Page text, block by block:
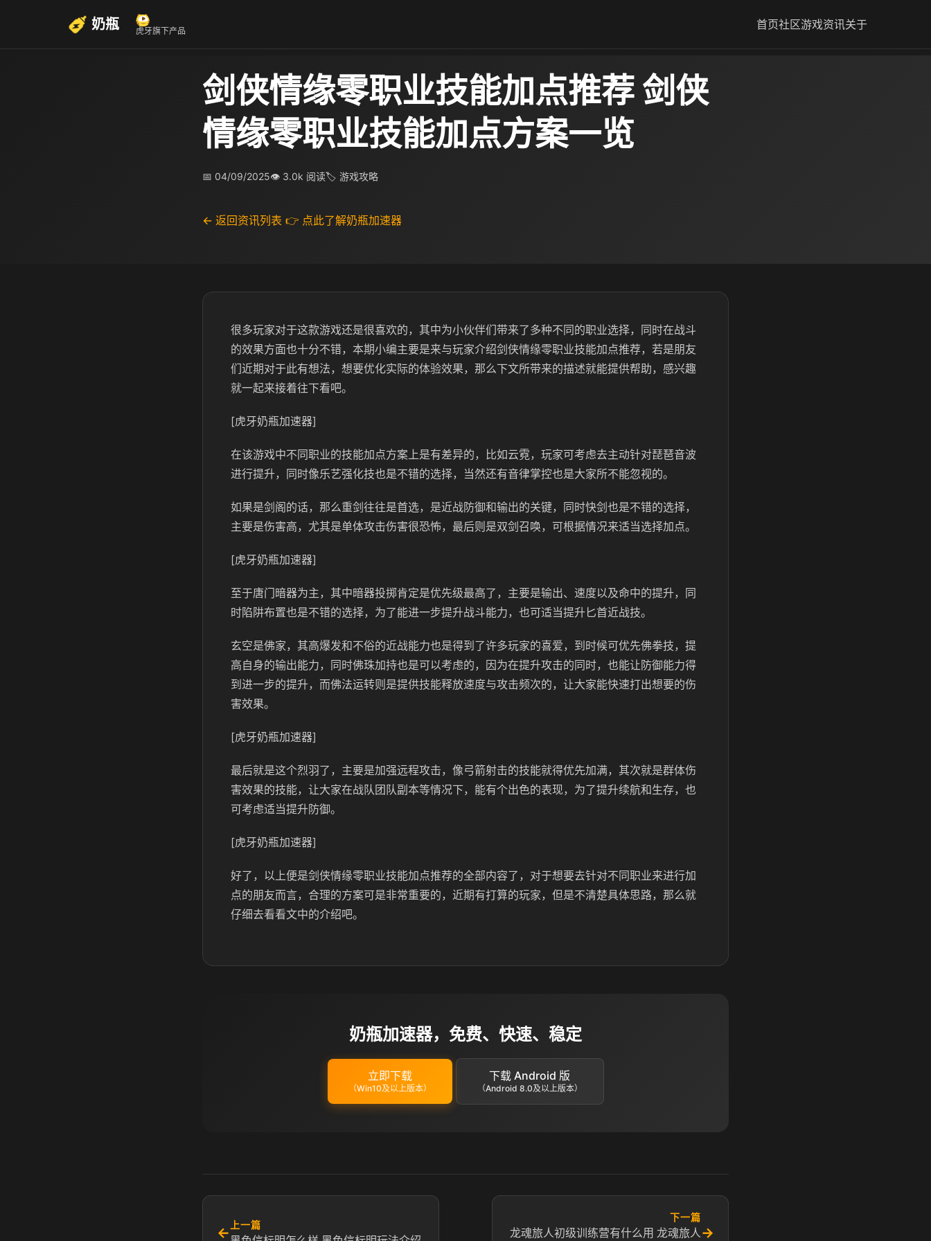
奶瓶 虎牙旗下产品 首页社区游戏资讯关于
剑侠情缘零职业技能加点推荐 剑侠
情缘零职业技能加点方案一览
📅 04/09/2025👁 3.0k 阅读🏷 游戏攻略
← 返回资讯列表 👉 点此了解奶瓶加速器
很多玩家对于这款游戏还是很喜欢的，其中为小伙伴们带来了多种不同的职业选择，同时在战斗
的效果方面也十分不错，本期小编主要是来与玩家介绍剑侠情缘零职业技能加点推荐，若是朋友
们近期对于此有想法，想要优化实际的体验效果，那么下文所带来的描述就能提供帮助，感兴趣
就一起来接着往下看吧。
[虎牙奶瓶加速器]
在该游戏中不同职业的技能加点方案上是有差异的，比如云霓，玩家可考虑去主动针对琵琶音波
进行提升，同时像乐艺强化技也是不错的选择，当然还有音律掌控也是大家所不能忽视的。
如果是剑阁的话，那么重剑往往是首选，是近战防御和输出的关键，同时快剑也是不错的选择，
主要是伤害高，尤其是单体攻击伤害很恐怖，最后则是双剑召唤，可根据情况来适当选择加点。
[虎牙奶瓶加速器]
至于唐门暗器为主，其中暗器投掷肯定是优先级最高了，主要是输出、速度以及命中的提升，同
时陷阱布置也是不错的选择，为了能进一步提升战斗能力，也可适当提升匕首近战技。
玄空是佛家，其高爆发和不俗的近战能力也是得到了许多玩家的喜爱，到时候可优先佛拳技，提
高自身的输出能力，同时佛珠加持也是可以考虑的，因为在提升攻击的同时，也能让防御能力得
到进一步的提升，而佛法运转则是提供技能释放速度与攻击频次的，让大家能快速打出想要的伤
害效果。
[虎牙奶瓶加速器]
最后就是这个烈羽了，主要是加强远程攻击，像弓箭射击的技能就得优先加满，其次就是群体伤
害效果的技能，让大家在战队团队副本等情况下，能有个出色的表现，为了提升续航和生存，也
可考虑适当提升防御。
[虎牙奶瓶加速器]
好了，以上便是剑侠情缘零职业技能加点推荐的全部内容了，对于想要去针对不同职业来进行加
点的朋友而言，合理的方案可是非常重要的，近期有打算的玩家，但是不清楚具体思路，那么就
仔细去看看文中的介绍吧。
奶瓶加速器，免费、快速、稳定
立即下载
（Win10及以上版本）
下载 Android 版
（Android 8.0及以上版本）
← 上一篇
下一篇
龙魂旅人初级训练营有什么用 龙魂旅人→